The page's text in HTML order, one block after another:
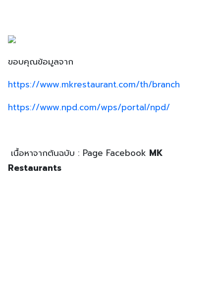
ขอบคุณข้อมูลจาก
https://www.mkrestaurant.com/th/branch
https://www.npd.com/wps/portal/npd/
เนื้อหาจากต้นฉบับ : Page Facebook MK
Restaurants